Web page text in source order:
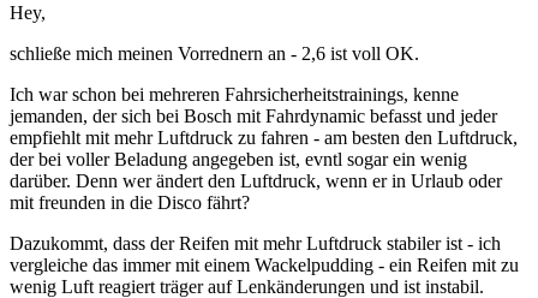
Hey,
schließe mich meinen Vorrednern an - 2,6 ist voll OK.
Ich war schon bei mehreren Fahrsicherheitstrainings, kenne
jemanden, der sich bei Bosch mit Fahrdynamic befasst und jeder
empfiehlt mit mehr Luftdruck zu fahren - am besten den Luftdruck,
der bei voller Beladung angegeben ist, evntl sogar ein wenig
darüber. Denn wer ändert den Luftdruck, wenn er in Urlaub oder
mit freunden in die Disco fährt?
Dazukommt, dass der Reifen mit mehr Luftdruck stabiler ist - ich
vergleiche das immer mit einem Wackelpudding - ein Reifen mit zu
wenig Luft reagiert träger auf Lenkänderungen und ist instabil.